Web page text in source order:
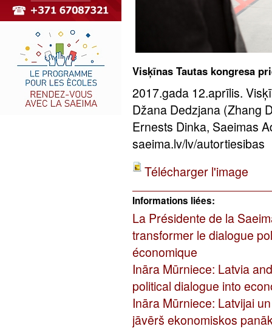
Visķīnas Tautas kongresa
2017.gada 12.aprīlis.
Džana Dedzjana (Zhang
Ernests Dinka, Saeimas
saeima.lv/lv/autortiesibas
Télécharger l'image
Informations liées:
La Présidente de la
transformer le dialogue
économique
Ināra Mūrniece: Latvia
political dialogue into
Ināra Mūrniece: Latvijai
jāvērš ekonomiskos